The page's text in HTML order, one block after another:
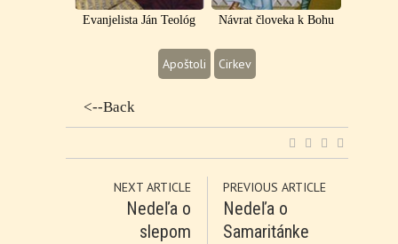
Evanjelista Ján Teológ Návrat človeka k Bohu
Apoštoli Cirkev
<--Back
NEXT ARTICLE
Nedeľa o
slepom
PREVIOUS ARTICLE
Nedeľa o
Samaritánke